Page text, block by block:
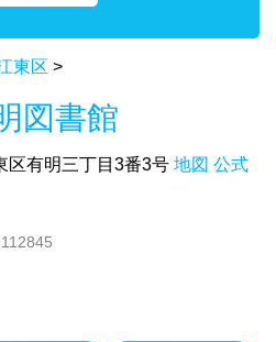
東区 >
図書館
区有明三丁目3番3号 地図 公式